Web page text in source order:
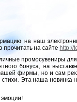
на наш
прочитать на сайте http://
промосувениры
бонуса, на
фирмы, но и сам
Эта наша